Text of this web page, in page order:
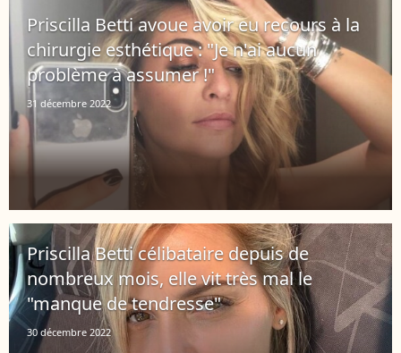
Priscilla Betti avoue avoir eu recours à la
chirurgie esthétique : "Je n'ai aucun
problème à assumer !"
31 décembre 2022
Priscilla Betti célibataire depuis de
nombreux mois, elle vit très mal le
"manque de tendresse"
30 décembre 2022